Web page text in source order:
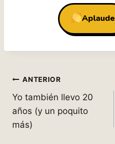
Aplaude
Navegación
de
entradas
ANTERIOR
Yo también llevo 20
años (y un poquito
más)